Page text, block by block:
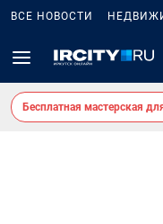
ВСЕ НОВОСТИ
Бесплатная мастерская